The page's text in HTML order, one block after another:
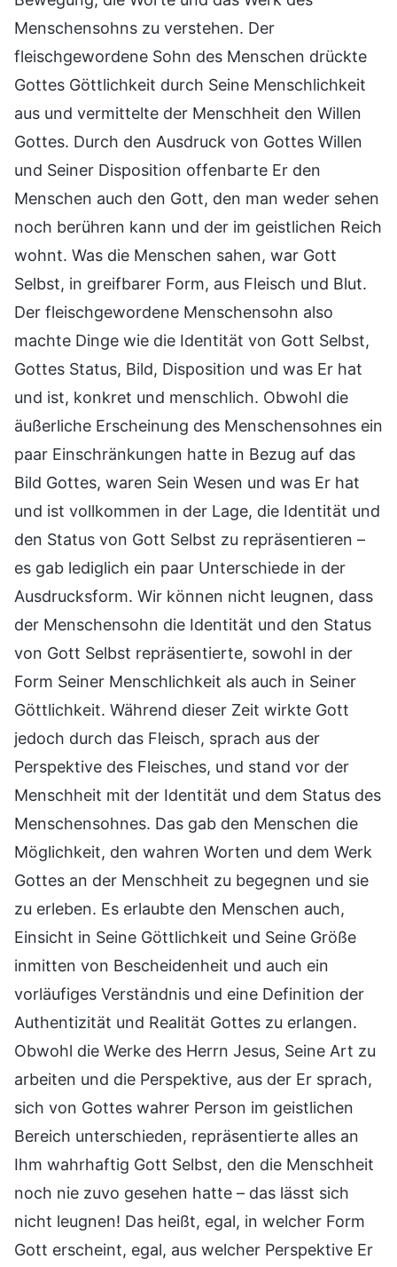
Menschensohns zu verstehen. Der
fleischgewordene Sohn des Menschen drückte
Gottes Göttlichkeit durch Seine Menschlichkeit
aus und vermittelte der Menschheit den Willen
Gottes. Durch den Ausdruck von Gottes Willen
und Seiner Disposition offenbarte Er den
Menschen auch den Gott, den man weder sehen
noch berühren kann und der im geistlichen Reich
wohnt. Was die Menschen sahen, war Gott
Selbst, in greifbarer Form, aus Fleisch und Blut.
Der fleischgewordene Menschensohn also
machte Dinge wie die Identität von Gott Selbst,
Gottes Status, Bild, Disposition und was Er hat
und ist, konkret und menschlich. Obwohl die
äußerliche Erscheinung des Menschensohnes ein
paar Einschränkungen hatte in Bezug auf das
Bild Gottes, waren Sein Wesen und was Er hat
und ist vollkommen in der Lage, die Identität und
den Status von Gott Selbst zu repräsentieren –
es gab lediglich ein paar Unterschiede in der
Ausdrucksform. Wir können nicht leugnen, dass
der Menschensohn die Identität und den Status
von Gott Selbst repräsentierte, sowohl in der
Form Seiner Menschlichkeit als auch in Seiner
Göttlichkeit. Während dieser Zeit wirkte Gott
jedoch durch das Fleisch, sprach aus der
Perspektive des Fleisches, und stand vor der
Menschheit mit der Identität und dem Status des
Menschensohnes. Das gab den Menschen die
Möglichkeit, den wahren Worten und dem Werk
Gottes an der Menschheit zu begegnen und sie
zu erleben. Es erlaubte den Menschen auch,
Einsicht in Seine Göttlichkeit und Seine Größe
inmitten von Bescheidenheit und auch ein
vorläufiges Verständnis und eine Definition der
Authentizität und Realität Gottes zu erlangen.
Obwohl die Werke des Herrn Jesus, Seine Art zu
arbeiten und die Perspektive, aus der Er sprach,
sich von Gottes wahrer Person im geistlichen
Bereich unterschieden, repräsentierte alles an
Ihm wahrhaftig Gott Selbst, den die Menschheit
noch nie zuvo gesehen hatte – das lässt sich
nicht leugnen! Das heißt, egal, in welcher Form
Gott erscheint, egal, aus welcher Perspektive Er